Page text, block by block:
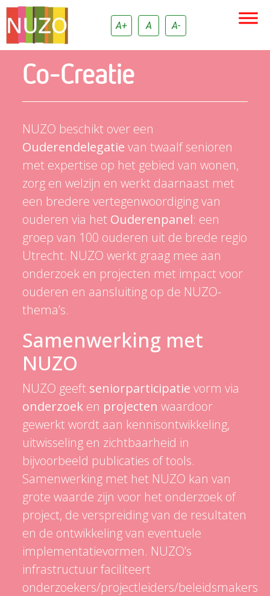
Co-Creatie
NUZO beschikt over een
Ouderendelegatie van twaalf senioren
met expertise op het gebied van wonen,
zorg en welzijn en werkt daarnaast met
een bredere vertegenwoordiging van
ouderen via het Ouderenpanel: een
groep van 100 ouderen uit de brede regio
Utrecht. NUZO werkt graag mee aan
onderzoek en projecten met impact voor
ouderen en aansluiting op de NUZO-
thema’s.
Samenwerking met
NUZO
NUZO geeft seniorparticipatie vorm via
onderzoeken projecten waardoor
gewerkt wordt aan kennisontwikkeling,
uitwisseling en zichtbaarheid in
bijvoorbeeld publicaties of tools.
Samenwerking met het NUZO kan van
grote waarde zijn voor het onderzoek of
project, de verspreiding van de resultaten
en de ontwikkeling van eventuele
implementatievormen. NUZO’s
infrastructuur faciliteert
onderzoekers/projectleiders/beleidsmakers
A+ A A-